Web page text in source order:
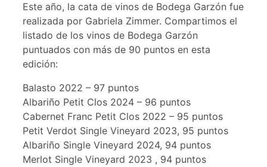
Este año, la cata de vinos de Bodega Garzón fue
realizada por Gabriela Zimmer. Compartimos el
listado de los vinos de Bodega Garzón
puntuados con más de 90 puntos en esta
edición:
Balasto 2022 – 97 puntos
Albariño Petit Clos 2024 – 96 puntos
Cabernet Franc Petit Clos 2022 – 95 puntos
Petit Verdot Single Vineyard 2023, 95 puntos
Albariño Single Vineyard 2024, 94 puntos
Merlot Single Vineyard 2023 , 94 puntos